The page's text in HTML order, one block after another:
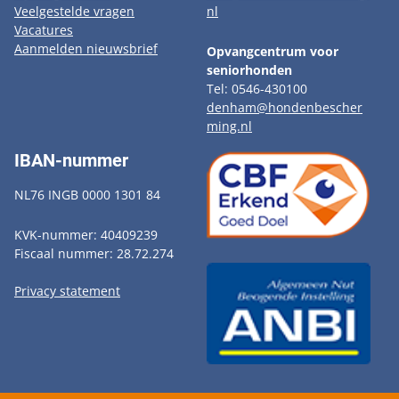
Veelgestelde vragen
Vacatures
Aanmelden nieuwsbrief
nl
Opvangcentrum voor
seniorhonden
Tel: 0546-430100
denham@hondenbescher
ming.nl
IBAN-nummer
NL76 INGB 0000 1301 84
KVK-nummer: 40409239
Fiscaal nummer: 28.72.274
Privacy statement